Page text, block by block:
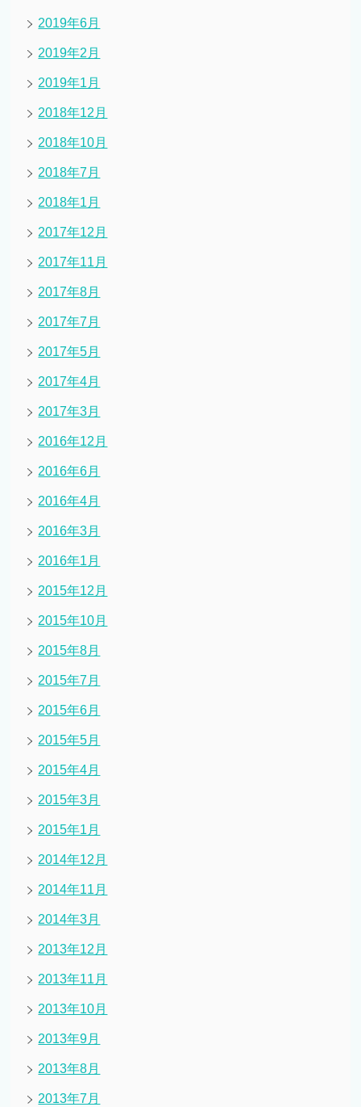
2019年6月
2019年2月
2019年1月
2018年12月
2018年10月
2018年7月
2018年1月
2017年12月
2017年11月
2017年8月
2017年7月
2017年5月
2017年4月
2017年3月
2016年12月
2016年6月
2016年4月
2016年3月
2016年1月
2015年12月
2015年10月
2015年8月
2015年7月
2015年6月
2015年5月
2015年4月
2015年3月
2015年1月
2014年12月
2014年11月
2014年3月
2013年12月
2013年11月
2013年10月
2013年9月
2013年8月
2013年7月